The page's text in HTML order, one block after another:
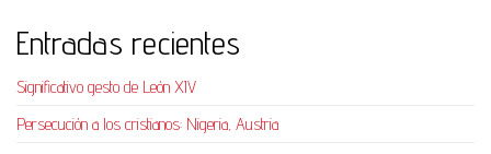
Entradas recientes
Significativo gesto de León XIV
Persecución a los cristianos: Nigeria, Austria